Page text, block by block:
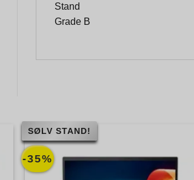
Stand
Grade B
-35%
SØLV STAND!